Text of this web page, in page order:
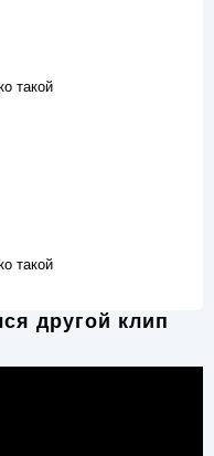
такой
такой
другой клип